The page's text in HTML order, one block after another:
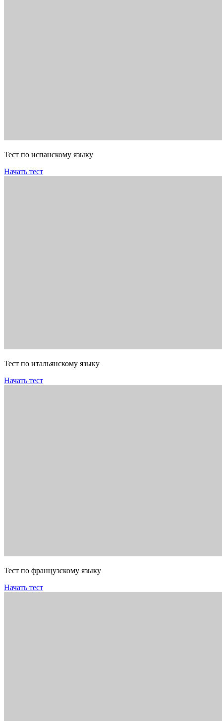
Тест по испанскому языку
Начать тест
Тест по итальянскому языку
Начать тест
Тест по французскому языку
Начать тест